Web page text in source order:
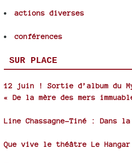
actions diverses
conférences
SUR PLACE
12 juin ! Sortie d’album du
« De la mère des mers
Line Chassagne-Tiné : Dans
Que vive le théâtre Le Hangar